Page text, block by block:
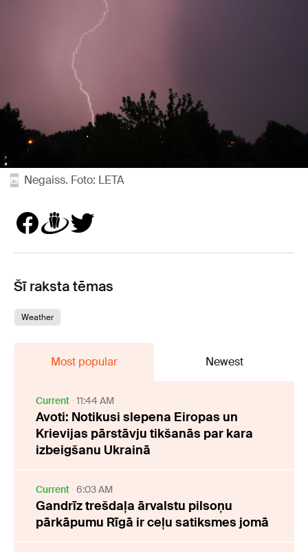
Negaiss. Foto: LETA
Šī raksta tēmas
Weather
Most popular Newest
Current 11:44 AM
Avoti: Notikusi slepena Eiropas un
Krievijas pārstāvju tikšanās par kara
izbeigšanu Ukrainā
Current 6:03 AM
Gandrīz trešdaļa ārvalstu pilsoņu
pārkāpumu Rīgā ir ceļu satiksmes jomā